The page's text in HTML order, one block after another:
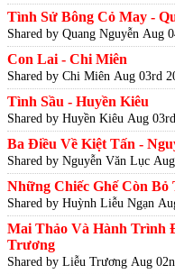
Tình Sử Bông Cỏ May -
Shared by Quang Nguyễn Aug
Con Lai - Chi Miên
Shared by Chi Miên Aug 03rd
Tình Sầu - Huyền Kiêu
Shared by Huyền Kiêu Aug
Ba Điều Về Kiệt Tấn -
Shared by Nguyễn Văn Lục
Những Chiếc Ghế Còn
Shared by Huỳnh Liễu Ngạn
Mai Thảo Và Hành Trình
Trương
Shared by Liễu Trương Aug